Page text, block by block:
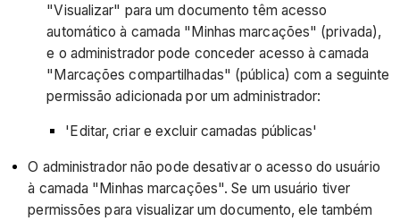
"Visualizar" para um documento têm acesso
automático à camada "Minhas marcações" (privada),
e o administrador pode conceder acesso à camada
"Marcações compartilhadas" (pública) com a seguinte
permissão adicionada por um administrador:
'Editar, criar e excluir camadas públicas'
O administrador não pode desativar o acesso do usuário
à camada "Minhas marcações". Se um usuário tiver
permissões para visualizar um documento, ele também